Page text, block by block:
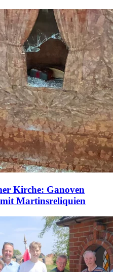
Kirche: Ganoven
Martinsreliquien